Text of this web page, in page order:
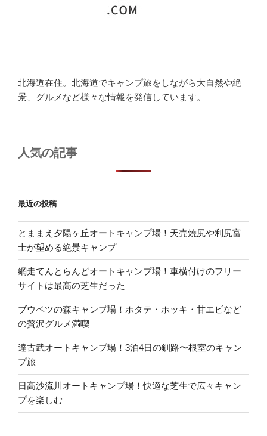
北海道在住。北海道でキャンプ旅をしながら大自然や絶
景、グルメなど様々な情報を発信しています。
人気の記事
最近の投稿
とままえ夕陽ヶ丘オートキャンプ場！天売焼尻や利尻富
士が望める絶景キャンプ
網走てんとらんどオートキャンプ場！車横付けのフリー
サイトは最高の芝生だった
ブウベツの森キャンプ場！ホタテ・ホッキ・甘エビなど
の贅沢グルメ満喫
達古武オートキャンプ場！3泊4日の釧路〜根室のキャン
プ旅
日高沙流川オートキャンプ場！快適な芝生で広々キャン
プを楽しむ